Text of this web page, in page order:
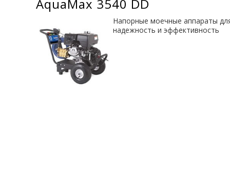
AquaMax 3540 DD
Напорные моечные аппараты
надежность и эффективность